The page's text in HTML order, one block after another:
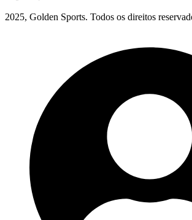
2025, Golden Sports. Todos os direitos